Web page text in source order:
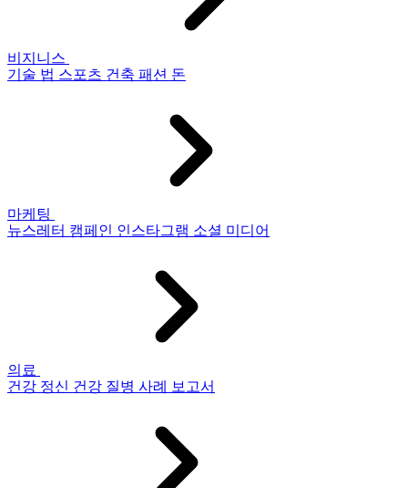
비지니스
기술 법 스포츠 건축 패션 돈
마케팅
뉴스레터 캠페인 인스타그램 소셜 미디어
의료
건강 정신 건강 질병 사례 보고서